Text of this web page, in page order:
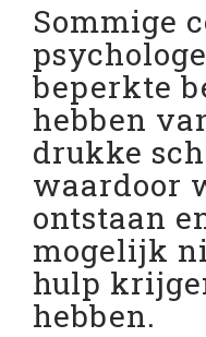
Sommige
beperkte
hebben
drukke
waardoor
ontstaan
mogelijk
hulp
hebben.